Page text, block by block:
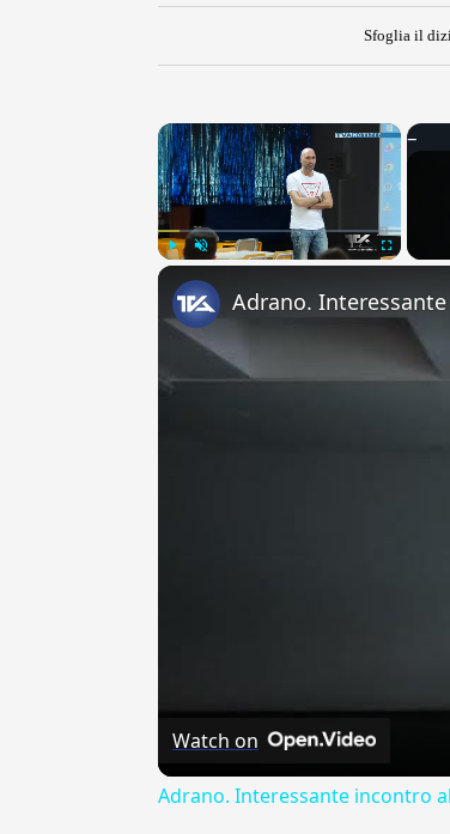
Sfoglia il
×
Watch on
Adrano. Interessante incontro